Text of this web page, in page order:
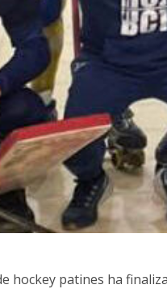
hockey patines ha